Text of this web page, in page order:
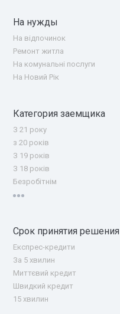
На нужды
На відпочинок
Ремонт житла
На комунальні послуги
На Новий Рік
Категория заемщика
З 21 року
з 20 років
З 19 років
З 18 років
Безробітнім
Срок принятия решения
Експрес-кредити
За 5 хвилин
Миттєвий кредит
Швидкий кредит
15 хвилин